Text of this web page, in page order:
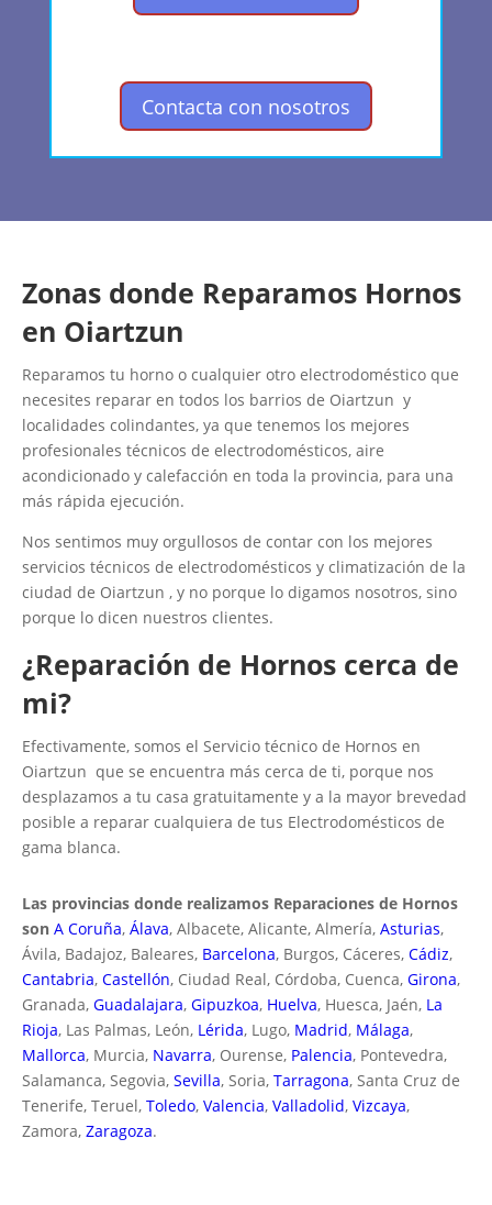
Contacta con nosotros
Zonas donde Reparamos Hornos
en Oiartzun
Reparamos tu horno o cualquier otro electrodoméstico que
necesites reparar en todos los barrios de Oiartzun y
localidades colindantes, ya que tenemos los mejores
profesionales técnicos de electrodomésticos, aire
acondicionado y calefacción en toda la provincia, para una
más rápida ejecución.
Nos sentimos muy orgullosos de contar con los mejores
servicios técnicos de electrodomésticos y climatización de la
ciudad de Oiartzun , y no porque lo digamos nosotros, sino
porque lo dicen nuestros clientes.
¿Reparación de Hornos cerca de
mi?
Efectivamente, somos el Servicio técnico de Hornos en
Oiartzun que se encuentra más cerca de ti, porque nos
desplazamos a tu casa gratuitamente y a la mayor brevedad
posible a reparar cualquiera de tus Electrodomésticos de
gama blanca.
Las provincias donde realizamos Reparaciones de Hornos
son A Coruña, Álava, Albacete, Alicante, Almería, Asturias,
Ávila, Badajoz, Baleares, Barcelona, Burgos, Cáceres, Cádiz,
Cantabria, Castellón, Ciudad Real, Córdoba, Cuenca, Girona,
Granada, Guadalajara, Gipuzkoa, Huelva, Huesca, Jaén, La
Rioja, Las Palmas, León, Lérida, Lugo, Madrid, Málaga,
Mallorca, Murcia, Navarra, Ourense, Palencia, Pontevedra,
Salamanca, Segovia, Sevilla, Soria, Tarragona, Santa Cruz de
Tenerife, Teruel, Toledo, Valencia, Valladolid, Vizcaya,
Zamora, Zaragoza.